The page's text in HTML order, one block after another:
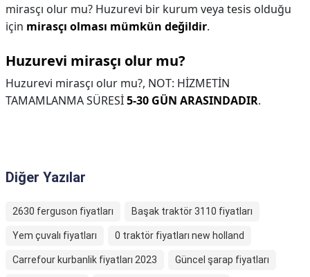
mirasçı olur mu? Huzurevi bir kurum veya tesis olduğu
için mirasçı olması mümkün değildir.
Huzurevi mirasçı olur mu?
Huzurevi mirasçı olur mu?, NOT: HİZMETİN
TAMAMLANMA SÜRESİ5-30 GÜN ARASINDADIR.
Diğer Yazılar
2630 ferguson fiyatları Başak traktör 3110 fiyatları
Yem çuvalı fiyatları 0 traktör fiyatları new holland
Carrefour kurbanlik fiyatları 2023 Güncel şarap fiyatları